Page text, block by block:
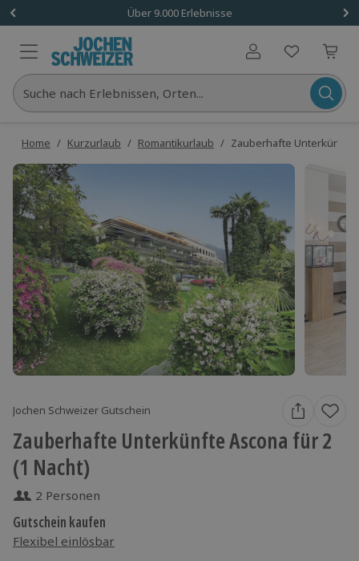
Über 9.000 Erlebnisse
Benutzerkonto
Suche nach Erlebnissen, Orten...
Home / Kurzurlaub / Romantikurlaub / Zauberhafte Unterkünfte
Jochen Schweizer Gutschein
Zauberhafte Unterkünfte Ascona für 2
(1 Nacht)
2 Personen
Gutschein kaufen
Flexibel einlösbar